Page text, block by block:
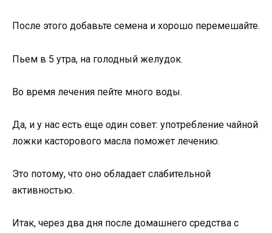
После этого добавьте семена и хорошо перемешайте.
Пьем в 5 утра, на голодный желудок.
Во время лечения пейте много воды.
Да, и у нас есть еще один совет: употребление чайной
ложки касторового масла поможет лечению.
Это потому, что оно обладает слабительной
активностью.
Итак, через два дня после домашнего средства с